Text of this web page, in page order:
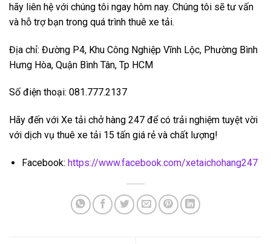
hãy liên hệ với chúng tôi ngay hôm nay. Chúng tôi sẽ tư vấn
và hỗ trợ bạn trong quá trình thuê xe tải.
Địa chỉ: Đường P4, Khu Công Nghiệp Vĩnh Lộc, Phường Bình
Hưng Hòa, Quận Bình Tân, Tp HCM
Số điện thoại: 081.777.2137
Hãy đến với Xe tải chở hàng 247 để có trải nghiệm tuyệt vời
với dịch vụ thuê xe tải 15 tấn giá rẻ và chất lượng!
Facebook: https://www.facebook.com/xetaichohang247